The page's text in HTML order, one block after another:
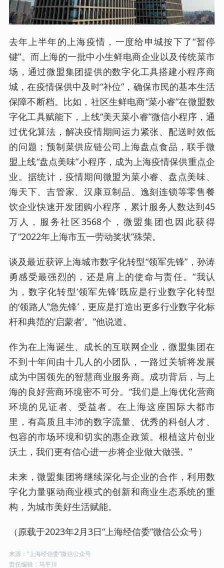
去年上半年的上海疫情，一度给申城按下了“暂停
键”。而上海的一批中小生鲜电商企业以及传统菜市
场，通过微盟集团提供的数字化工具搭建小程序商
城，在疫情保供中及时“补位”，确保市民的基本生活
保障不断档。比如，社区生鲜电商“菜小睿”在微盟数
字化工具赋能下，上线“美天菜小睿”微信小程序，通
过优化算法，解决疫情期间运力紧张、配送时效低
的问题；预制菜供应链公司上海盘点食品，联手微
盟上线“盘点美味”小程序，成为上海疫情保供重点企
业。据统计，疫情期间微盟为菜小睿、盘点美味、
海天下、吉管家、汉康豆制品、逸刻连锁等零售餐
饮企业快速开发团购小程序，累计服务人数达到45
万人，服务社区3568个，微盟集团也因此获得
了“2022年上海市五一劳动奖状”殊荣。
谈及最近获评上海城市数字化转型“领军先锋”，孙涛
勇感受最强烈的，还是肩上的使命与责任。“我认
为，数字化转型‘领军先锋’既应是行业数字化转型
的‘领路人’‘急先锋’，更应是打造出更多行业数字化标
杆和典范的‘启蒙者’。”他说道。
作为在上海诞生、成长的互联网企业，微盟集团在
不到十年间由十几人的小团队，一路过关斩将发展
成为中国领先的智慧商业服务商。成功背后，与上
海的良好营商环境密不可分。“我们是上海优化营商
环境的见证者、受益者。在上海这座国际大都市
里，有高质且丰沛的数字流量、优秀的科创人才、
包容的市场环境和切实的惠企政策。根植这片创业
沃土，我们更有信心进一步将企业做大做强。”
未来，微盟集团将继续深化与企业的合作，利用数
字化力量驱动商业模式的创新和商业生态系统的重
构，为城市美好生活赋能。
（原载于2023年2月3日“上海经信委”微信公众号）
来源：“上海经信委”微信公众号
责任编辑：马平川